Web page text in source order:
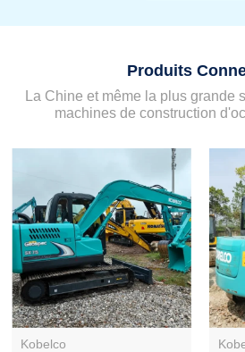
Produits
La Chine et même la plus grande
machines de construction
Kobelco